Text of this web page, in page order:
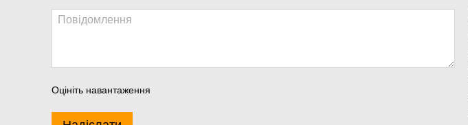
Оцініть навантаження